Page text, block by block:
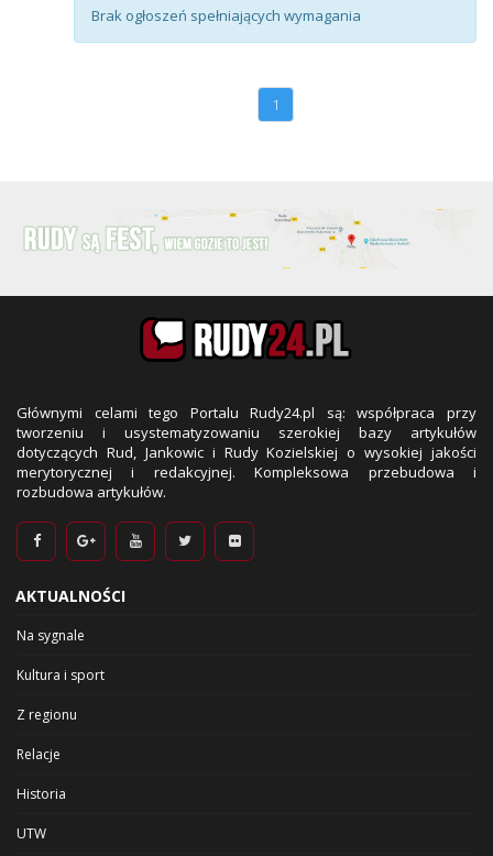
Brak ogłoszeń spełniających wymagania
1
Głównymi celami tego Portalu Rudy24.pl są: współpraca przy
tworzeniu i usystematyzowaniu szerokiej bazy artykułów
dotyczących Rud, Jankowic i Rudy Kozielskiej o wysokiej jakości
merytorycznej i redakcyjnej. Kompleksowa przebudowa i
rozbudowa artykułów.
AKTUALNOŚCI
Na sygnale
Kultura i sport
Z regionu
Relacje
Historia
UTW